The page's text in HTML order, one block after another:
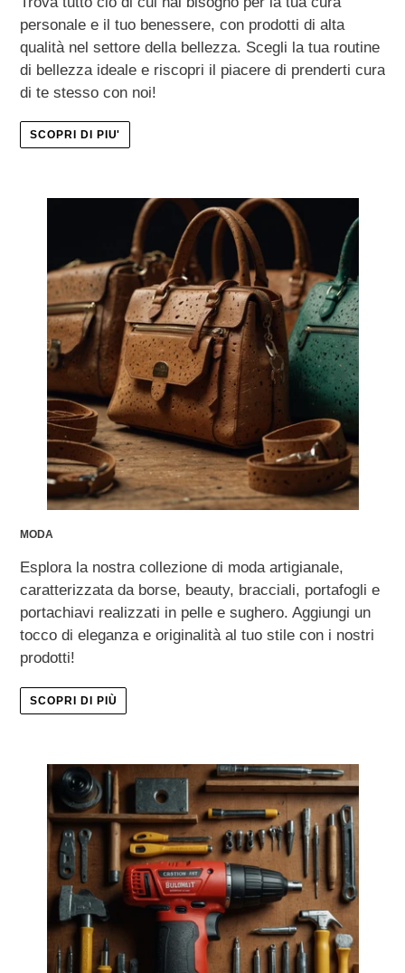
personale e il tuo benessere, con prodotti di alta
qualità nel settore della bellezza. Scegli la tua routine
di bellezza ideale e riscopri il piacere di prenderti cura
di te stesso con noi!
SCOPRI DI PIU'
MODA
Esplora la nostra collezione di moda artigianale,
caratterizzata da borse, beauty, bracciali, portafogli e
portachiavi realizzati in pelle e sughero. Aggiungi un
tocco di eleganza e originalità al tuo stile con i nostri
prodotti!
SCOPRI DI PIÙ